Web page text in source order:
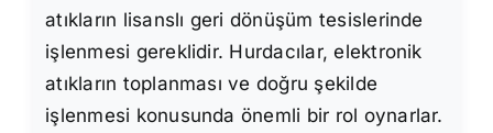
atıkların lisanslı geri dönüşüm tesislerinde
işlenmesi gereklidir. Hurdacılar, elektronik
atıkların toplanması ve doğru şekilde
işlenmesi konusunda önemli bir rol oynarlar.